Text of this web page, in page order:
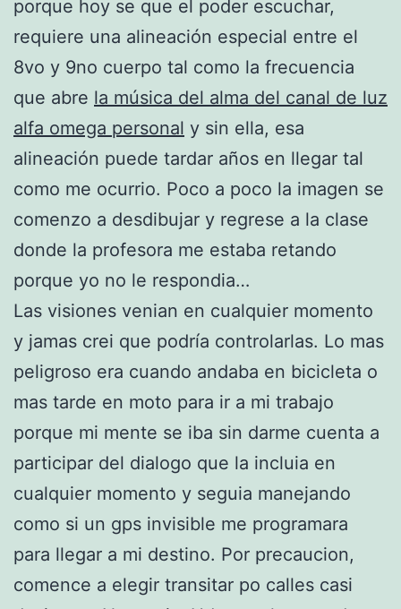
porque hoy se que el poder escuchar,
requiere una alineación especial entre el
8vo y 9no cuerpo tal como la frecuencia
que abre la música del alma del canal de luz
alfa omega personal y sin ella, esa
alineación puede tardar años en llegar tal
como me ocurrio. Poco a poco la imagen se
comenzo a desdibujar y regrese a la clase
donde la profesora me estaba retando
porque yo no le respondia…
Las visiones venian en cualquier momento
y jamas crei que podría controlarlas. Lo mas
peligroso era cuando andaba en bicicleta o
mas tarde en moto para ir a mi trabajo
porque mi mente se iba sin darme cuenta a
participar del dialogo que la incluia en
cualquier momento y seguia manejando
como si un gps invisible me programara
para llegar a mi destino. Por precaucion,
comence a elegir transitar po calles casi